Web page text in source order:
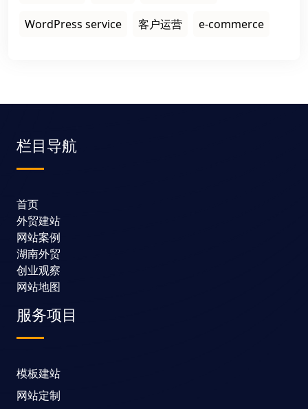
WordPress service 客户运营 e-commerce
栏目导航
首页
外贸建站
网站案例
湖南外贸
创业观察
网站地图
服务项目
模板建站
网站定制